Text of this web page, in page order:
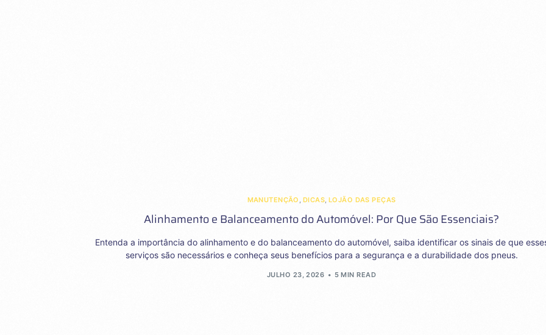
MANUTENÇÃO , DICAS, LOJÃO DAS PEÇAS
Alinhamento e Balanceamento do Automóvel: Por Que São Essenciais?
Entenda a importância do alinhamento e do balanceamento do automóvel, saiba identificar os sinais de que
serviços são necessários e conheça seus benefícios para a segurança e a durabilidade dos pneus.
JULHO 23, 2026 5 MIN READ